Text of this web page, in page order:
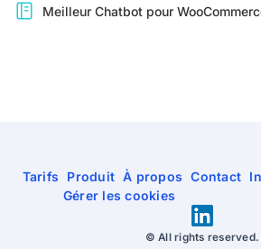
Meilleur Chatbot pour
Tarifs Produit À propos Contact
Gérer les cookies
© All rights reserved.